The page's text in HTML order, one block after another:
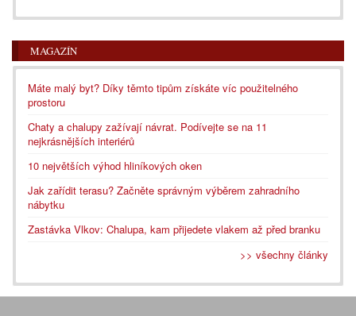
MAGAZÍN
Máte malý byt? Díky těmto tipům získáte víc použitelného
prostoru
Chaty a chalupy zažívají návrat. Podívejte se na 11
nejkrásnějších interiérů
10 největších výhod hliníkových oken
Jak zařídit terasu? Začněte správným výběrem zahradního
nábytku
Zastávka Vlkov: Chalupa, kam přijedete vlakem až před branku
>> všechny články